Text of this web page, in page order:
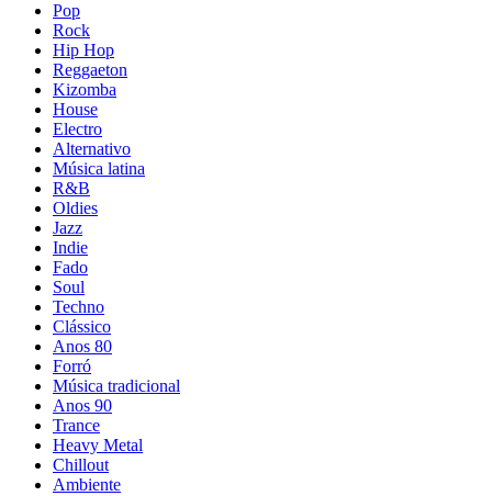
Pop
Rock
Hip Hop
Reggaeton
Kizomba
House
Electro
Alternativo
Música latina
R&B
Oldies
Jazz
Indie
Fado
Soul
Techno
Clássico
Anos 80
Forró
Música tradicional
Anos 90
Trance
Heavy Metal
Chillout
Ambiente